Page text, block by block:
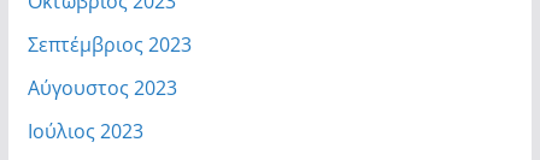
Σεπτέμβριος 2023
Αύγουστος 2023
Ιούλιος 2023